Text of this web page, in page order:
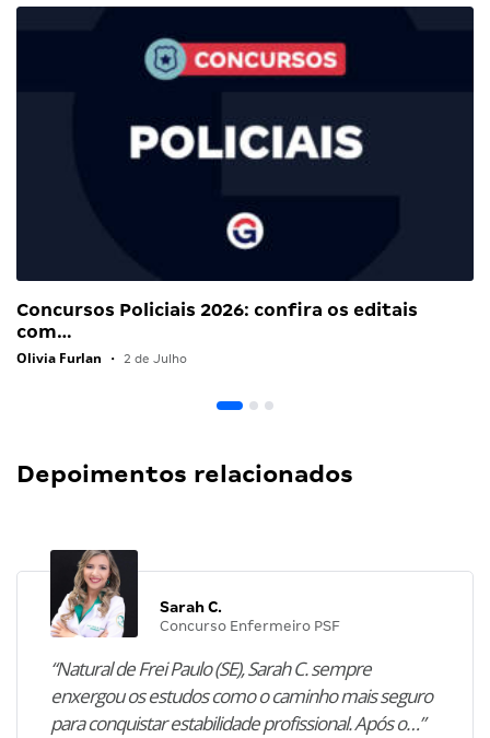
Concursos Policiais 2026: confira os editais
com…
Olivia Furlan • 2 de Julho
Depoimentos relacionados
Sarah C.
Concurso Enfermeiro PSF
“Natural de Frei Paulo (SE), Sarah C. sempre
enxergou os estudos como o caminho mais seguro
para conquistar estabilidade profissional. Após o…”